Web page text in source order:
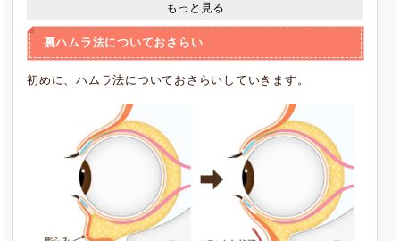
もっと見る
裏ハムラ法についておさらい
初めに、ハムラ法についておさらいしていきます。